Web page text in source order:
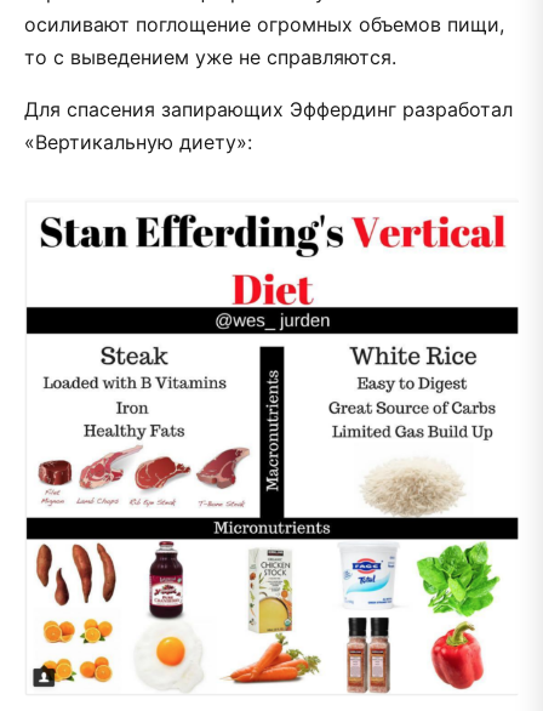
осиливают поглощение огромных объемов пищи,
то с выведением уже не справляются.
Для спасения запирающих Эффердинг разработал
«Вертикальную диету»: